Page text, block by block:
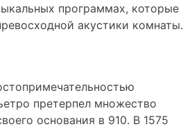
программах, которые
акустики комнаты.
претерпел множество
основания в 910. В 1575